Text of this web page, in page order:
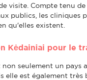
visite. Compte tenu de
publics, les cliniques
qu'elles existent.
Kėdainiai pour le
non seulement un pays
elle est également très